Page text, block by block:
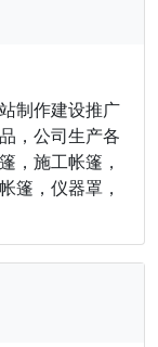
制作建设推广
，公司生产各
，施工帐篷，
篷，仪器罩，